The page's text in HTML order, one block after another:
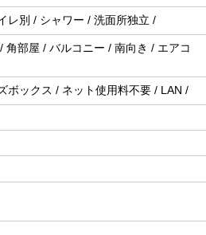
レ別 / シャワー / 洗面所独立 /
角部屋 / バルコニー / 南向き / エアコ
ボックス / ネット使用料不要 / LAN /